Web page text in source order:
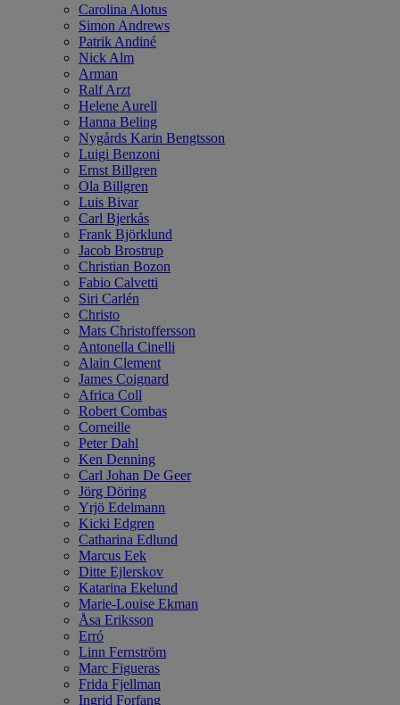
Carolina Alotus
Simon Andrews
Patrik Andiné
Nick Alm
Arman
Ralf Arzt
Helene Aurell
Hanna Beling
Nygårds Karin Bengtsson
Luigi Benzoni
Ernst Billgren
Ola Billgren
Luis Bivar
Carl Bjerkås
Frank Björklund
Jacob Brostrup
Christian Bozon
Fabio Calvetti
Siri Carlén
Christo
Mats Christoffersson
Antonella Cinelli
Alain Clement
James Coignard
Africa Coll
Robert Combas
Corneille
Peter Dahl
Ken Denning
Carl Johan De Geer
Jörg Döring
Yrjö Edelmann
Kicki Edgren
Catharina Edlund
Marcus Eek
Ditte Ejlerskov
Katarina Ekelund
Marie-Louise Ekman
Åsa Eriksson
Erró
Linn Fernström
Marc Figueras
Frida Fjellman
Ingrid Forfang